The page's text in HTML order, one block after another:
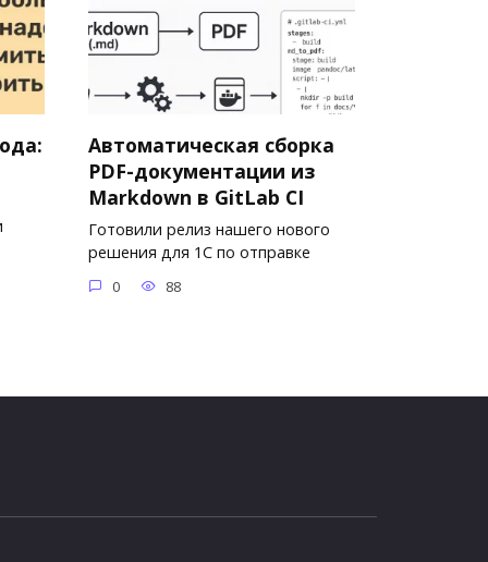
Автоматическая сборка
PDF-документации из
Markdown в GitLab CI
Готовили релиз нашего нового
решения для 1С по отправке
0 88